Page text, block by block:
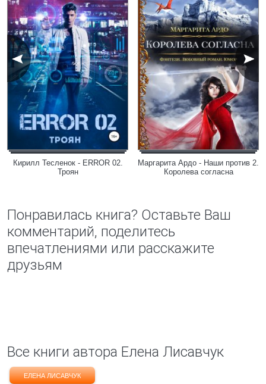
Кирилл Тесленок - ERROR 02.
Троян
Маргарита Ардо - Наши против 2.
Королева согласна
Понравилась книга? Оставьте Ваш
комментарий, поделитесь
впечатлениями или расскажите
друзьям
Все книги автора Елена Лисавчук
ЕЛЕНА ЛИСАВЧУК